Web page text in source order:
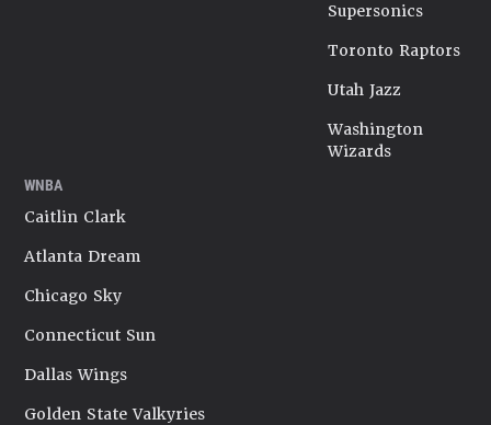
Supersonics
Toronto Raptors
Utah Jazz
Washington
Wizards
WNBA
Caitlin Clark
Atlanta Dream
Chicago Sky
Connecticut Sun
Dallas Wings
Golden State Valkyries